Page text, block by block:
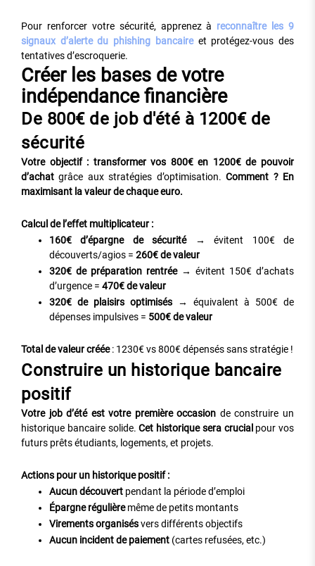
Pour renforcer votre sécurité, apprenez à reconnaître les 9
signaux d’alerte du phishing bancaireet protégez-vous des
tentatives d’escroquerie.
Créer les bases de votre
indépendance financière
De 800€ de job d'été à 1200€ de
sécurité
Votre objectif : transformer vos 800€ en 1200€ de pouvoir
d’achat grâce aux stratégies d’optimisation.Comment ? En
maximisant la valeur de chaque euro.
Calcul de l’effet multiplicateur :
160€ d’épargne de sécurité→ évitent 100€ de
découverts/agios = 260€ de valeur
320€ de préparation rentrée→ évitent 150€ d’achats
d’urgence = 470€ de valeur
320€ de plaisirs optimisés → équivalent à 500€ de
dépenses impulsives = 500€ de valeur
Total de valeur créée: 1230€ vs 800€ dépensés sans stratégie !
Construire un historique bancaire
positif
Votre job d’été est votre première occasion de construire un
historique bancaire solide.Cet historique sera crucial pour vos
futurs prêts étudiants, logements, et projets.
Actions pour un historique positif :
Aucun découvert pendant la période d’emploi
Épargne régulièremême de petits montants
Virements organisésvers différents objectifs
Aucun incident de paiement (cartes refusées, etc.)